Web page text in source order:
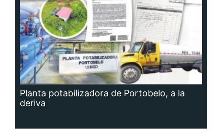
Planta potabilizadora de Portobelo, a la
deriva